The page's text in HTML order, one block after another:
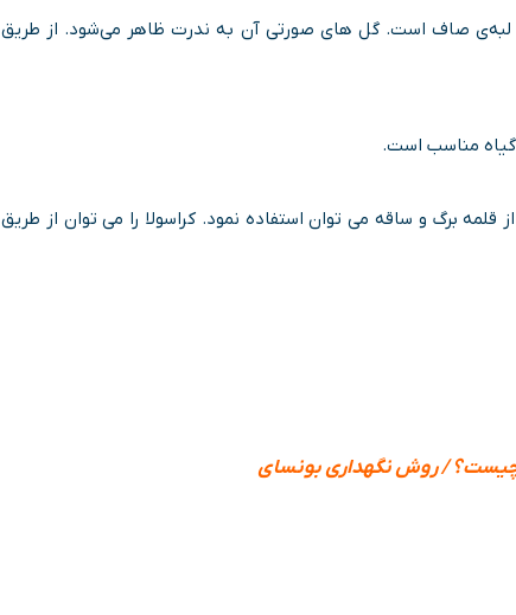
لبه‌ی صاف است. گل های صورتی آن به‌ ندرت ظاهر می‌شود. از طریق
مناسب است.
قلمه برگ و ساقه می توان استفاده نمود. کراسولا را می توان از طریق
چیست؟ / روش نگهداری بونسای